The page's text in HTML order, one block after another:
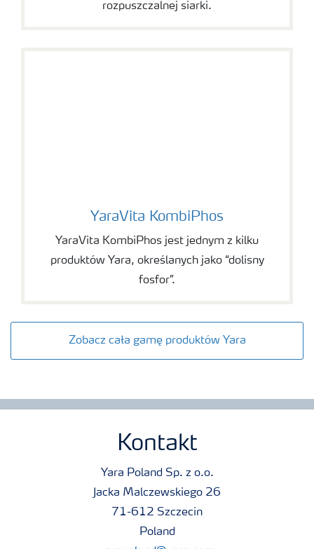
rozpuszczalnej siarki.
YaraVita KombiPhos
YaraVita KombiPhos jest jednym z kilku
produktów Yara, określanych jako “dolisny
fosfor”.
Zobacz cała gamę produktów Yara
Kontakt
Yara Poland Sp. z o.o.
Jacka Malczewskiego 26
71-612 Szczecin
Poland